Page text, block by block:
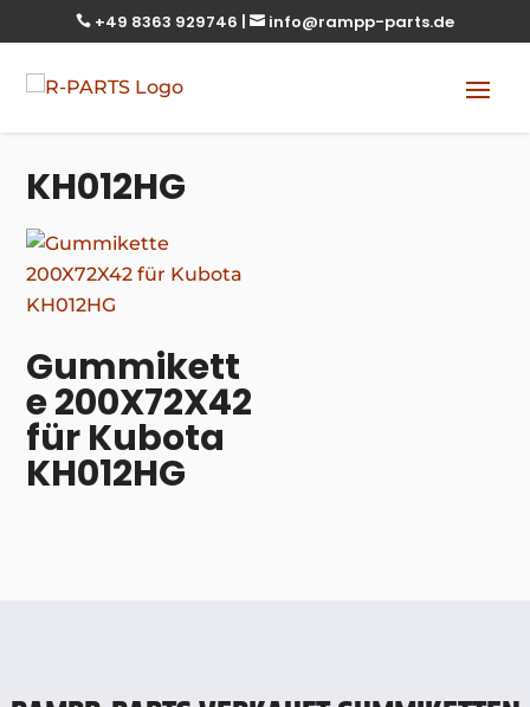
 +49 8363 929746 |  info@rampp-parts.de
KH012HG
Gummikett
e 200X72X42
für Kubota
KH012HG